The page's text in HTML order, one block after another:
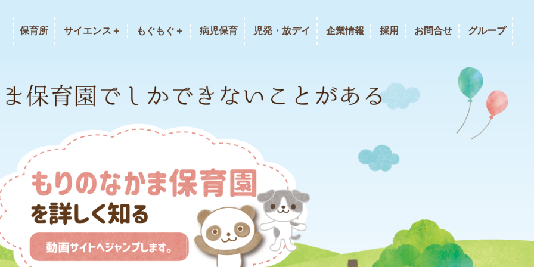
保育所 サイエンス＋ もぐもぐ＋ 病児保育 児発・放デイ 企業情報 採用 お問合せ グループ